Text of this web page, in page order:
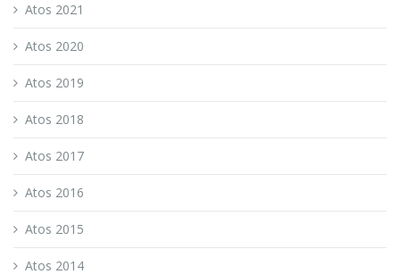
Atos 2021
Atos 2020
Atos 2019
Atos 2018
Atos 2017
Atos 2016
Atos 2015
Atos 2014